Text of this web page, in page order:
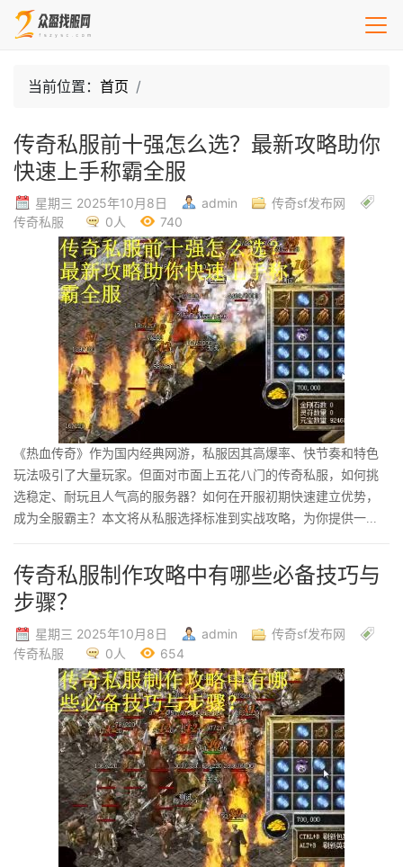
当前位置： 首页
传奇私服前十强怎么选？最新攻略助你
快速上手称霸全服
星期三 2025年10月8日 admin
传奇sf发布网
传奇私服
0人 740
《热血传奇》作为国内经典网游，私服因其高爆率、快节奏和特色
玩法吸引了大量玩家。但面对市面上五花八门的传奇私服，如何挑
选稳定、耐玩且人气高的服务器？如何在开服初期快速建立优势，
成为全服霸主？本文将从私服选择标准到实战攻略，为你提供一...
传奇私服制作攻略中有哪些必备技巧与
步骤？
星期三 2025年10月8日 admin
传奇sf发布网
传奇私服
0人 654